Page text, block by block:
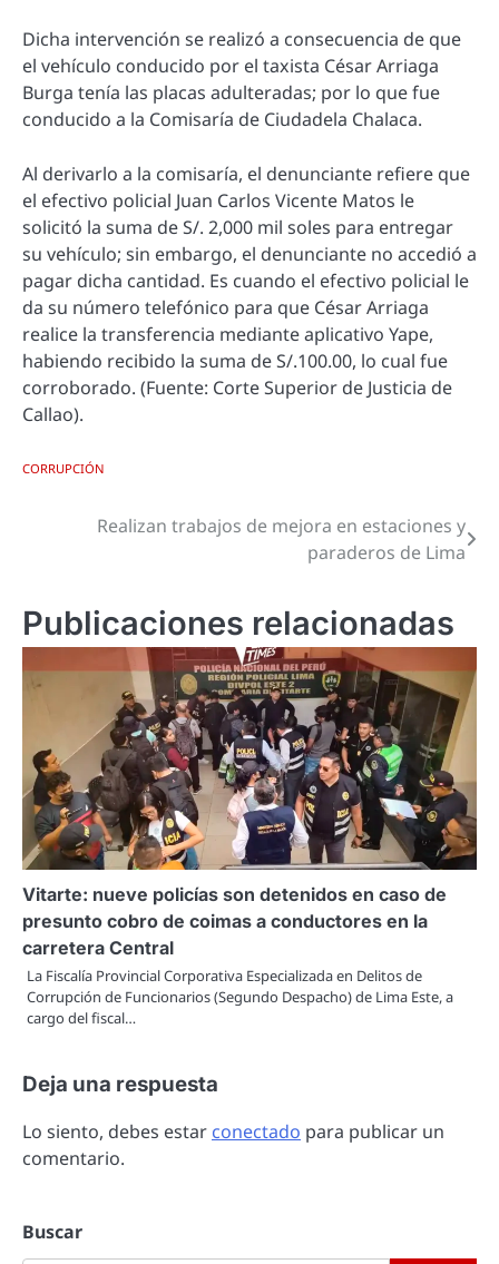
Dicha intervención se realizó a consecuencia de que
el vehículo conducido por el taxista César Arriaga
Burga tenía las placas adulteradas; por lo que fue
conducido a la Comisaría de Ciudadela Chalaca.
Al derivarlo a la comisaría, el denunciante refiere que
el efectivo policial Juan Carlos Vicente Matos le
solicitó la suma de S/. 2,000 mil soles para entregar
su vehículo; sin embargo, el denunciante no accedió a
pagar dicha cantidad. Es cuando el efectivo policial le
da su número telefónico para que César Arriaga
realice la transferencia mediante aplicativo Yape,
habiendo recibido la suma de S/.100.00, lo cual fue
corroborado. (Fuente: Corte Superior de Justicia de
Callao).
CORRUPCIÓN
Navegación
entradas
Realizan trabajos de mejora en estaciones y
paraderos de Lima
Publicaciones relacionadas
Vitarte: nueve policías son detenidos en caso de
presunto cobro de coimas a conductores en la
carretera Central
La Fiscalía Provincial Corporativa Especializada en Delitos de
Corrupción de Funcionarios (Segundo Despacho) de Lima Este, a
cargo del fiscal…
Deja una respuesta
Lo siento, debes estar conectado para publicar un
comentario.
Buscar